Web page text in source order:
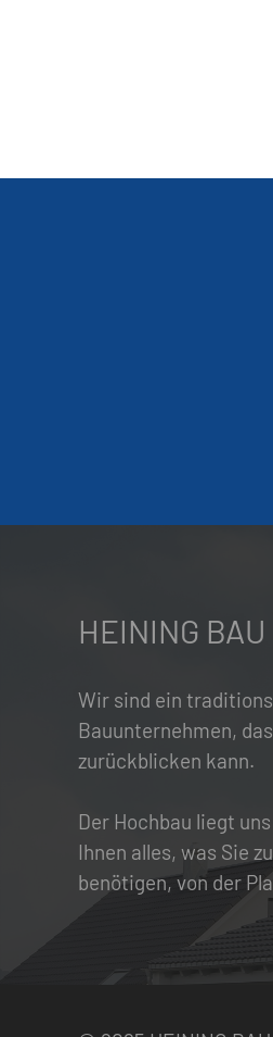
HEINING BAU
Wir sind ein
Bauunternehmen,
zurückblicken kann.
Der Hochbau liegt
Ihnen alles, was Sie
benötigen, von der